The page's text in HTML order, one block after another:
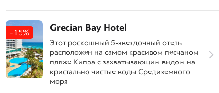
-15% Grecian Bay Hotel
Этот роскошный 5-звездочный отель
расположен на самом красивом песчаном
пляже Кипра с захватывающим видом на
кристально чистые воды Средиземного
моря